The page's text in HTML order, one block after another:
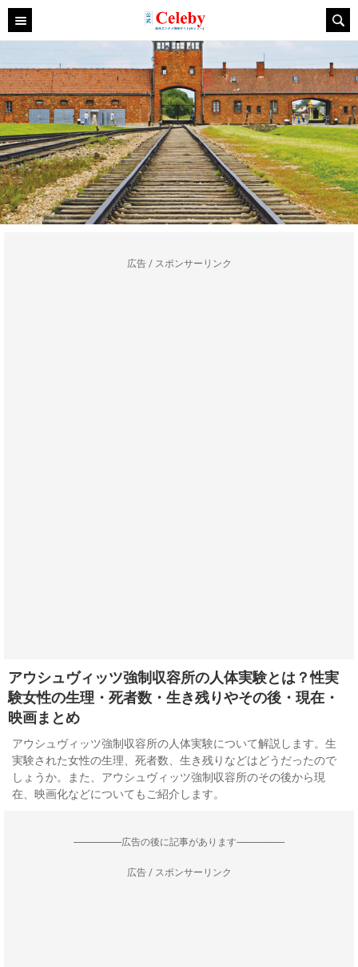
広告 / スポンサーリンク
アウシュヴィッツ強制収容所の人体実験とは？性実
験女性の生理・死者数・生き残りやその後・現在・
映画まとめ
アウシュヴィッツ強制収容所の人体実験について解説します。生
実験された女性の生理、死者数、生き残りなどはどうだったので
しょうか。また、アウシュヴィッツ強制収容所のその後から現
在、映画化などについてもご紹介します。
--------------------広告の後に記事があります--------------------
広告 / スポンサーリンク